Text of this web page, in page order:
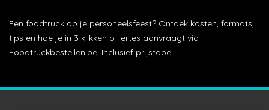
Een foodtruck op je personeelsfeest? Ontdek kosten, formats,
tips en hoe je in 3 klikken offertes aanvraagt via
Foodtruckbestellen.be. Inclusief prijstabel.